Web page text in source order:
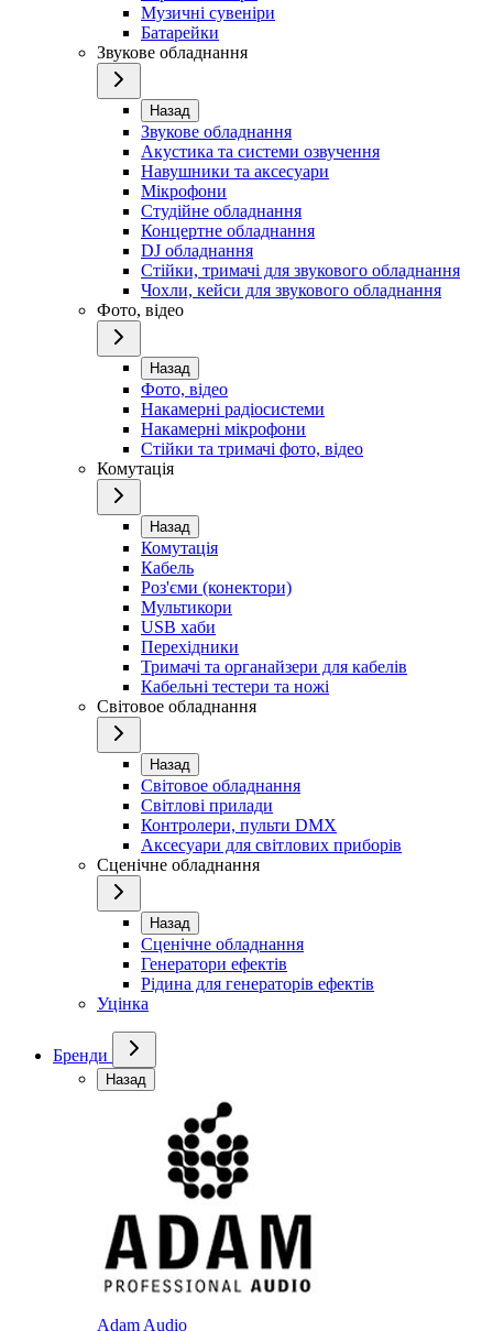
Музичні сувеніри
Батарейки
Звукове обладнання
Назад
Звукове обладнання
Акустика та системи озвучення
Навушники та аксесуари
Мікрофони
Студійне обладнання
Концертне обладнання
DJ обладнання
Стійки, тримачі для звукового обладнання
Чохли, кейси для звукового обладнання
Фото, відео
Назад
Фото, відео
Накамерні радіосистеми
Накамерні мікрофони
Стійки та тримачі фото, відео
Комутація
Назад
Комутація
Кабель
Роз'єми (конектори)
Мультикори
USB хаби
Перехідники
Тримачі та органайзери для кабелів
Кабельні тестери та ножі
Світовое обладнання
Назад
Світовое обладнання
Світлові прилади
Контролери, пульти DMX
Аксесуари для світлових приборів
Сценічне обладнання
Назад
Сценічне обладнання
Генератори ефектів
Рідина для генераторів ефектів
Уцінка
Бренди
Назад
Adam Audio